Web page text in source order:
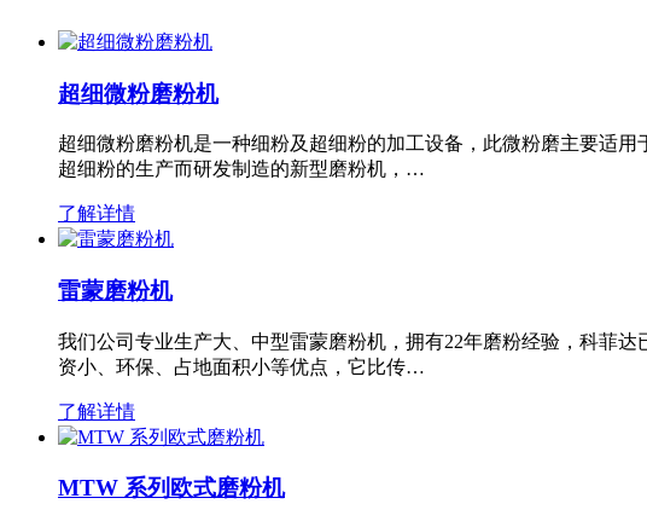
超细微粉磨粉机
超细微粉磨粉机是一种细粉及超细粉的加工设备，此微粉磨主要适
超细粉的生产而研发制造的新型磨粉机，…
了解详情
雷蒙磨粉机
我们公司专业生产大、中型雷蒙磨粉机，拥有22年磨粉经验，科菲
资小、环保、占地面积小等优点，它比传…
了解详情
MTW 系列欧式磨粉机